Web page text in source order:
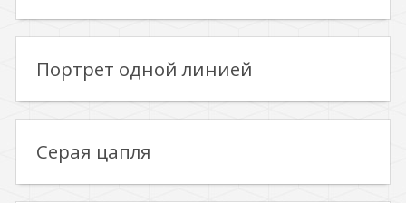
Портрет одной линией
Серая цапля